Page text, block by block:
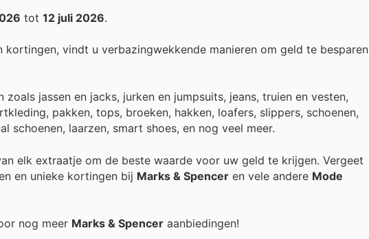
tot 12 juli 2026.
kortingen, vindt u verbazingwekkende manieren om geld te besparen
jassen en jacks, jurken en jumpsuits, jeans, truien en vesten,
pakken, tops, broeken, hakken, loafers, slippers, schoenen,
schoenen, laarzen, smart shoes, en nog veel meer.
elk extraatje om de beste waarde voor uw geld te krijgen. Vergeet
en unieke kortingen bij Marks & Spencer en vele andere Mode
nog meer Marks & Spencer aanbiedingen!